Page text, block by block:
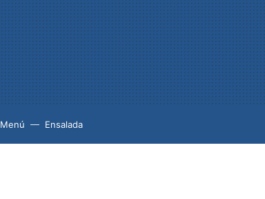
Menú Ensalada